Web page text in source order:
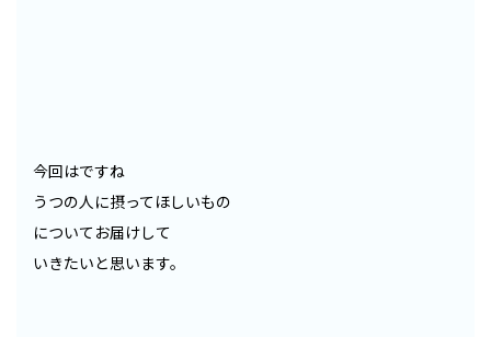
今回はですね
うつの人に摂ってほしいもの
についてお届けして
いきたいと思います。